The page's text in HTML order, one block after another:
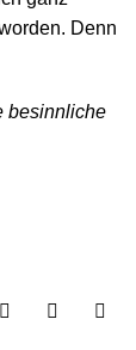
Denn
besinnliche